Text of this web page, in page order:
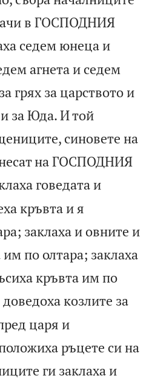
в ГОСПОДНИЯ
седем юнеца и
агнета и седем
грях за царството и
за Юда. И той
синовете на
на ГОСПОДНИЯ
говедата и
кръвта и я
заклаха и овните и
по олтара; заклаха
кръвта им по
козлите за
царя и
ръцете си на
ги заклаха и